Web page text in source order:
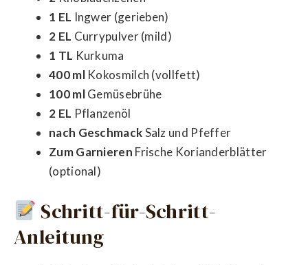
1 EL Ingwer (gerieben)
2 EL Currypulver (mild)
1 TL Kurkuma
400 mlKokosmilch (vollfett)
100 mlGemüsebrühe
2 EL Pflanzenöl
nach GeschmackSalz und Pfeffer
Zum Garnieren Frische Korianderblätter
(optional)
Schritt-für-Schritt-
Anleitung